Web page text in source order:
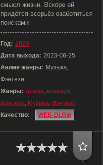
смысл жизни. Вскоре ей
придётся всерьёз озаботиться
поисками
Год: 2023
Дата выхода: 2023-06-25
Аниме жанры: Музыка,
Фэнтези
Жанры: драма, комедия,
фэнтези, Музыка, Фэнтези
Качество:
WEB-DLRip